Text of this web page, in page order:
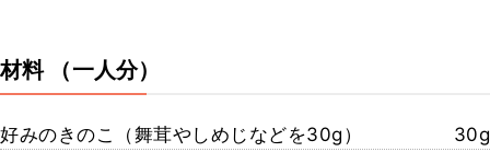
材料 （一人分）
好みのきのこ（舞茸やしめじなどを30g） 30g